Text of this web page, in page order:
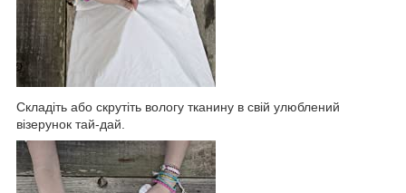
Складіть або скрутіть вологу тканину в свій улюблений
візерунок тай-дай.